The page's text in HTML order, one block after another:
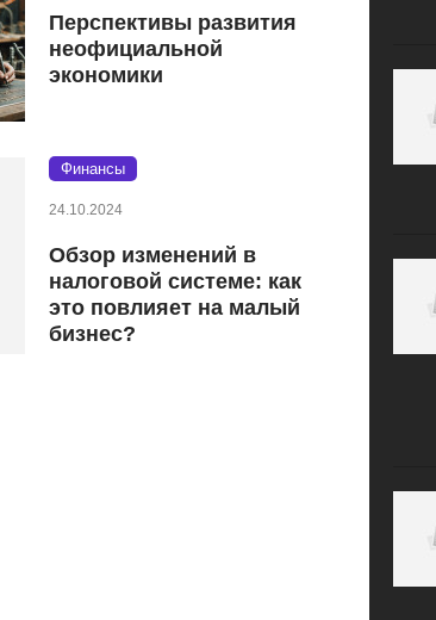
Перспективы развития
неофициальной
экономики
Финансы
24.10.2024
Обзор изменений в
налоговой системе: как
это повлияет на малый
бизнес?